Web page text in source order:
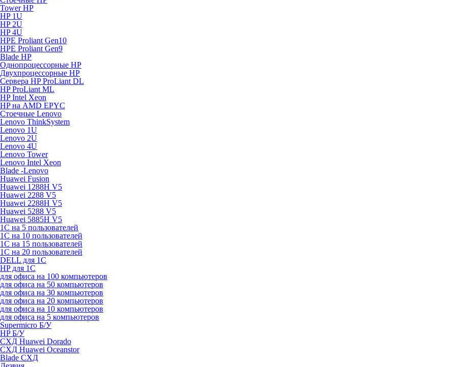
Tower HP
HP 1U
HP 2U
HP 4U
HPE Proliant Gen10
HPE Proliant Gen9
Blade HP
Однопроцессорные HP
Двухпроцессорные HP
Сервера HP ProLiant DL
HP ProLiant ML
HP Intel Xeon
HP на AMD EPYC
Стоечные Lenovo
Lenovo ThinkSystem
Lenovo 1U
Lenovo 2U
Lenovo 4U
Lenovo Tower
Lenovo Intel Xeon
Blade -Lenovo
Huawei Fusion
Huawei 1288H V5
Huawei 2288 V5
Huawei 2288H V5
Huawei 5288 V5
Huawei 5885H V5
1С на 5 пользователей
1С на 10 пользователей
1С на 15 пользователей
1С на 20 пользователей
DELL для 1С
HP для 1С
для офиса на 100 компьютеров
для офиса на 50 компьютеров
для офиса на 30 компьютеров
для офиса на 20 компьютеров
для офиса на 10 компьютеров
для офиса на 5 компьютеров
Supermicro Б/У
HP Б/У
СХД Huawei Dorado
СХД Huawei Oceanstor
Blade СХД